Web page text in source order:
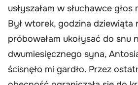
usłyszałam w słuchawce
Był wtorek, godzina dziewiąta
próbowałam ukołysać do snu
dwumiesięcznego syna,
ścisnęło mi gardło. Przez